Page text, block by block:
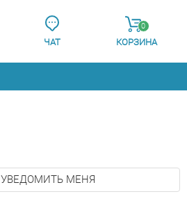
ЧАТ
0
КОРЗИНА
УВЕДОМИТЬ МЕНЯ